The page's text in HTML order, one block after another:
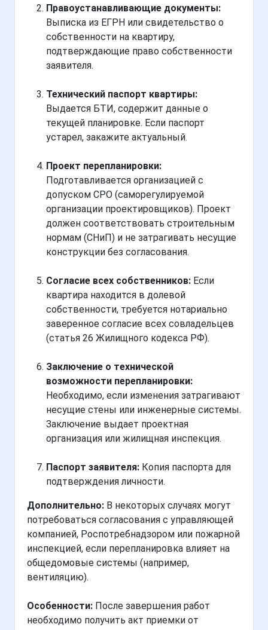
Правоустанавливающие документы:
Выписка из ЕГРН или свидетельство о
собственности на квартиру,
подтверждающие право собственности
заявителя.
Технический паспорт квартиры:
Выдается БТИ, содержит данные о
текущей планировке. Если паспорт
устарел, закажите актуальный.
Проект перепланировки:
Подготавливается организацией с
допуском СРО (саморегулируемой
организации проектировщиков). Проект
должен соответствовать строительным
нормам (СНиП) и не затрагивать несущие
конструкции без согласования.
Согласие всех собственников: Если
квартира находится в долевой
собственности, требуется нотариально
заверенное согласие всех совладельцев
(статья 26 Жилищного кодекса РФ).
Заключение о технической
возможности перепланировки:
Необходимо, если изменения затрагивают
несущие стены или инженерные системы.
Заключение выдает проектная
организация или жилищная инспекция.
Паспорт заявителя: Копия паспорта для
подтверждения личности.
Дополнительно: В некоторых случаях могут
потребоваться согласования с управляющей
компанией, Роспотребнадзором или пожарной
инспекцией, если перепланировка влияет на
общедомовые системы (например,
вентиляцию).
Особенности: После завершения работ
необходимо получить акт приемки от